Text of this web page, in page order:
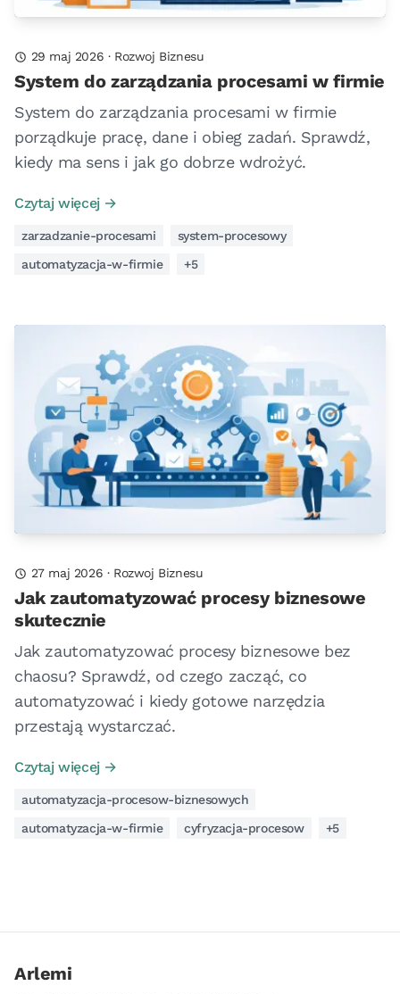
29 maj 2026 · Rozwoj Biznesu
System do zarządzania procesami w firmie
System do zarządzania procesami w firmie
porządkuje pracę, dane i obieg zadań. Sprawdź,
kiedy ma sens i jak go dobrze wdrożyć.
Czytaj więcej →
zarzadzanie-procesami
system-procesowy
automatyzacja-w-firmie
+5
27 maj 2026 · Rozwoj Biznesu
Jak zautomatyzować procesy biznesowe
skutecznie
Jak zautomatyzować procesy biznesowe bez
chaosu? Sprawdź, od czego zacząć, co
automatyzować i kiedy gotowe narzędzia
przestają wystarczać.
Czytaj więcej →
automatyzacja-procesow-biznesowych
automatyzacja-w-firmie
cyfryzacja-procesow +5
Arlemi